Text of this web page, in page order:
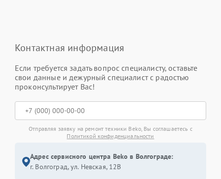
Контактная информация
Если требуется задать вопрос специалисту, оставьте
свои данные и дежурный специалист с радостью
проконсультирует Вас!
Отправляя заявку на ремонт техники Beko, Вы соглашаетесь с
Политикой конфиденциальности
Адрес сервисного центра Beko в Волгограде:
г. Волгоград, ул. Невская, 12В